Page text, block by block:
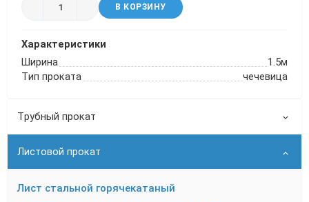
Трубный прокат
Листовой прокат
Лист стальной горячекатаный
В КОРЗИНУ
Характеристики
Ширина
1.5м
Тип проката
чечевица